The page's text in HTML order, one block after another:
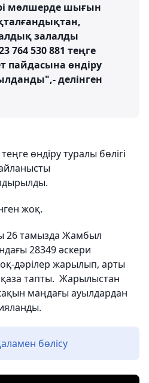
мөлшерде шығын
залалды
764 530 881 теңге
пайдасына өндіру
делінген
өндіру туралы бөлігі
жоқ.
26 тамызда Жамбыл
28349 әскери
дәрілер жарылып, арты
тапты. Жарылыстан
маңдағы ауылдардан
бөлісу